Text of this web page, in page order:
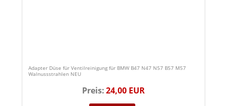
Adapter Düse für Ventilreinigung für BMW B47 N47 N57 B57 M57
Walnussstrahlen NEU
Preis:24,00 EUR